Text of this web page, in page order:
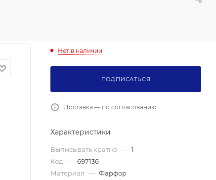
Нет в наличии
ПОДПИСАТЬСЯ
Доставка — по согласованию
Характеристики
Выписывать кратно — 1
Код — 697136
Материал — Фарфор